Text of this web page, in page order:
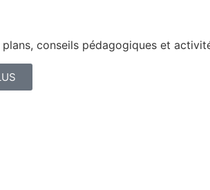
conseils pédagogiques et